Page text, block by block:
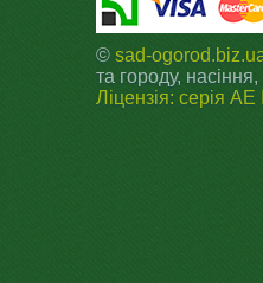
© sad-
та городу,
Ліцензія: серія